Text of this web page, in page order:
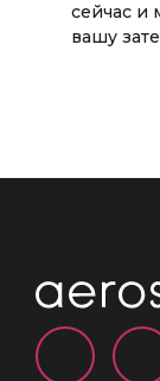
сейчас и
вашу